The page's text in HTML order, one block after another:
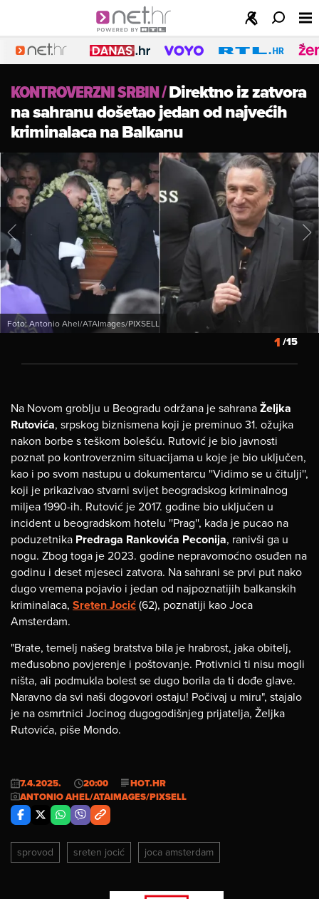
KONTROVERZNI SRBIN/Direktno iz zatvora
na sahranu došetao jedan od najvećih
kriminalaca na Balkanu
Foto: Antonio Ahel/ATAImages/PIXSELL
1/15
Na Novom groblju u Beogradu održana je sahranaŽeljka
Rutovića, srpskog biznismena koji je preminuo 31. ožujka
nakon borbe s teškom bolešću. Rutović je bio javnosti
poznat po kontroverznim situacijama u koje je bio uključen,
kao i po svom nastupu u dokumentarcu ''Vidimo se u čitulji'',
koji je prikazivao stvarni svijet beogradskog kriminalnog
miljea 1990-ih. Rutović je 2017. godine bio uključen u
incident u beogradskom hotelu ''Prag'', kada je pucao na
poduzetnika Predraga Rankovića Peconija, ranivši ga u
nogu. Zbog toga je 2023. godine nepravomoćno osuđen na
godinu i deset mjeseci zatvora. Na sahrani se prvi put nako
dugo vremena pojavio i jedan od najpoznatijih balkanskih
kriminalaca, Sreten Jocić(62), poznatiji kao Joca
Amsterdam.
"Brate, temelj našeg bratstva bila je hrabrost, jaka obitelj,
međusobno povjerenje i poštovanje. Protivnici ti nisu mogli
ništa, ali podmukla bolest se dugo borila da ti dođe glave.
Naravno da svi naši dogovori ostaju! Počivaj u miru", stajalo
je na osmrtnici Jocinog dugogodišnjeg prijatelja, Željka
Rutovića, piše Mondo.
7.4.2025. 20:00
HOT.HR
ANTONIO AHEL/ATAIMAGES/PIXSELL
sprovod sreten jocić joca amsterdam